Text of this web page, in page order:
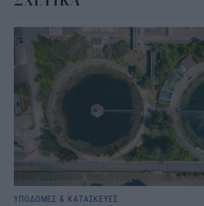
ΥΠΟΔΟΜΕΣ & ΚΑΤΑΣΚΕΥΕΣ